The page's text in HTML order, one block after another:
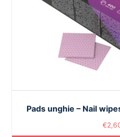
Pads unghie – Nail
€